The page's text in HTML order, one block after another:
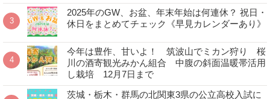
2025年のGW、お盆、年末年始は何連休？ 祝日・
休日をまとめてチェック《早見カレンダーあり》
今年は豊作、甘いよ！ 筑波山でミカン狩り 桜
川の酒寄観光みかん組合 中腹の斜面温暖帯活用
し栽培 12月7日まで
茨城・栃木・群馬の北関東3県の公立高校入試に